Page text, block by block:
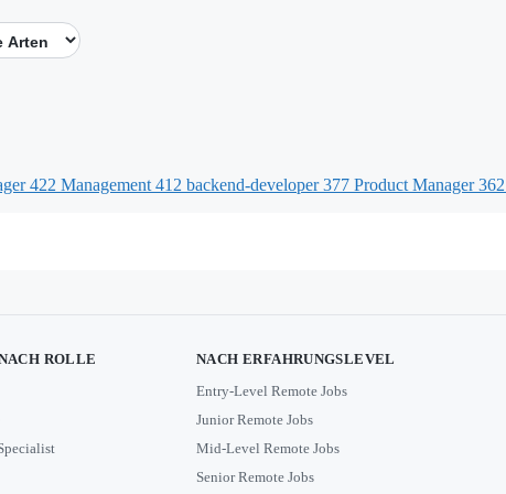
422 Management 412 backend-developer377 Product Manager362
ROLLE
NACH ERFAHRUNGSLEVEL
Entry-Level Remote Jobs
Junior Remote Jobs
Mid-Level Remote Jobs
Senior Remote Jobs